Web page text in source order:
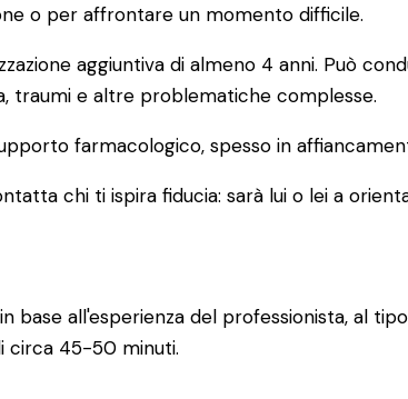
o per affrontare un momento difficile.
aggiuntiva di almeno 4 anni. Può
traumi e altre problematiche complesse.
farmacologico, spesso in
chi ti ispira fiducia: sarà lui o lei a
all'esperienza del professionista, al
circa 45-50 minuti.